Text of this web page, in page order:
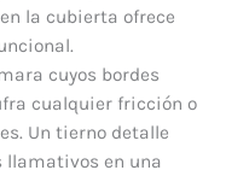
la cubierta ofrece
cuyos bordes
cualquier fricción o
Un tierno detalle
llamativos en una